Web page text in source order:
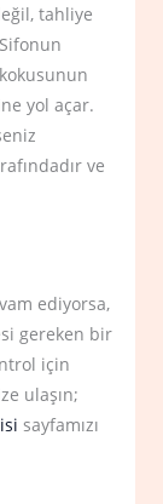
tahliye
yol açar.
ve
ediyorsa,
gereken bir
için
ulaşın;
sayfamızı